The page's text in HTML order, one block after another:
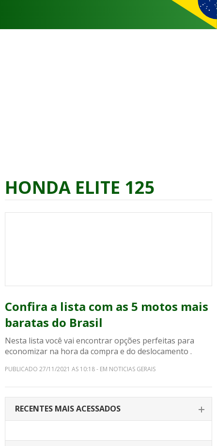
HONDA ELITE 125
Confira a lista com as 5 motos mais
baratas do Brasil
Nesta lista você vai encontrar opções perfeitas para
economizar na hora da compra e do deslocamento .
PUBLICADO 27/11/2021 AS 10:18 - EM NOTICIAS GERAIS
RECENTES MAIS ACESSADOS